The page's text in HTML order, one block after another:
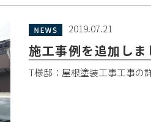
2019.07.21
施工事例を追加しま
T様邸：屋根塗装工事工事の